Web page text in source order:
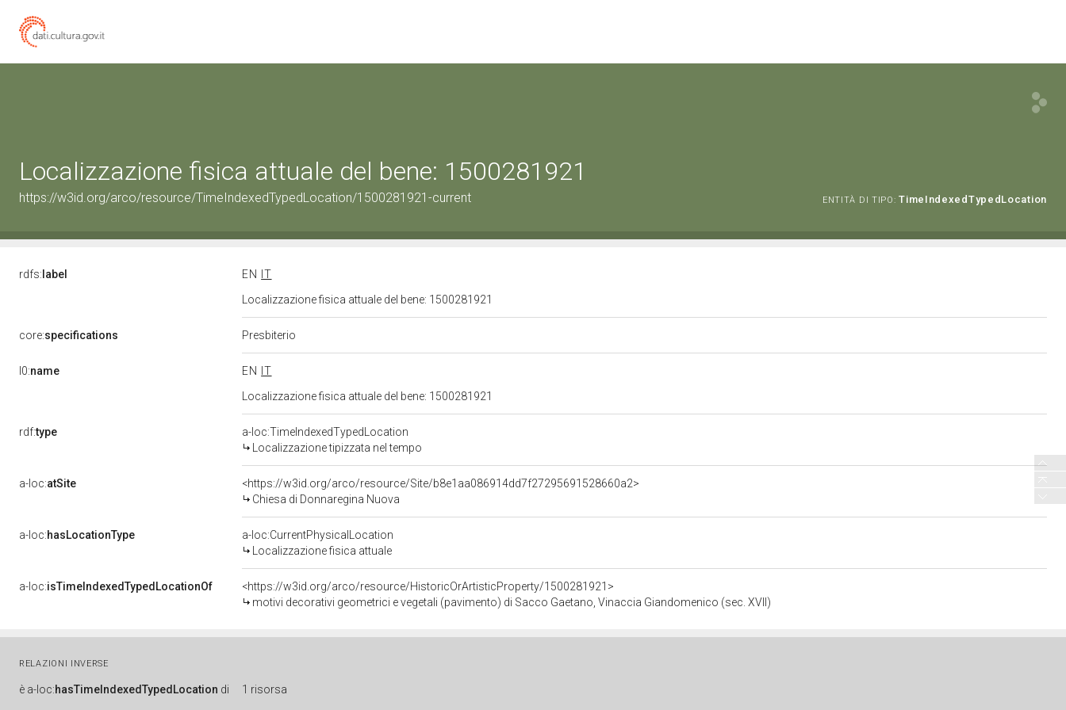
Localizzazione fisica attuale del bene: 1500281921
https://w3id.org/arco/resource/TimeIndexedTypedLocation/1500281921-current ENTITÀ DI TIPO: TimeIndexedTypedLocation
rdfs: label EN
IT
Localizzazione fisica attuale del bene: 1500281921
core:specifications Presbiterio
l0:name EN
IT
Localizzazione fisica attuale del bene: 1500281921
rdf:type
a-loc:TimeIndexedTypedLocation
Localizzazione tipizzata nel tempo
a-loc:atSite
<https://w3id.org/arco/resource/Site/b8e1aa086914dd7f27295691528660a2>
Chiesa di Donnaregina Nuova
a-loc:hasLocationType
a-loc:CurrentPhysicalLocation
Localizzazione fisica attuale
a-loc:isTimeIndexedTypedLocationOf
<https://w3id.org/arco/resource/HistoricOrArtisticProperty/1500281921>
motivi decorativi geometrici e vegetali (pavimento) di Sacco Gaetano, Vinaccia Giandomenico (sec. XVII)
RELAZIONI INVERSE
è a-loc:hasTimeIndexedTypedLocation di 1 risorsa